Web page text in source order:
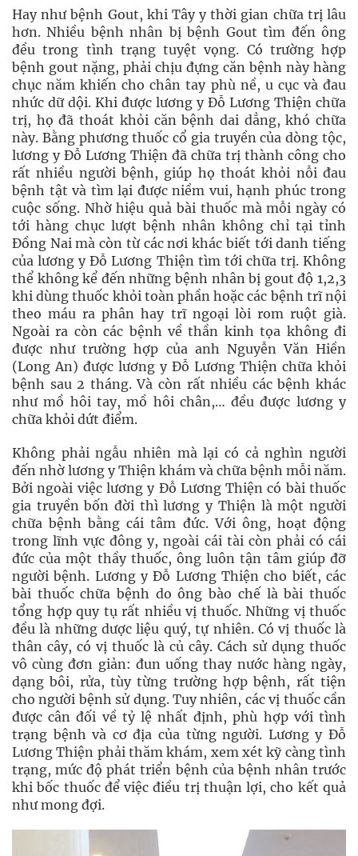
Hay như bệnh Gout, khi Tây y thời gian chữa trị lâu
hơn. Nhiều bệnh nhân bị bệnh Gout tìm đến ông
đều trong tình trạng tuyệt vọng. Có trường hợp
bệnh gout nặng, phải chịu đựng căn bệnh này hàng
chục năm khiến cho chân tay phù nề, u cục và đau
nhức dữ dội. Khi được lương y Đỗ Lương Thiện chữa
trị, họ đã thoát khỏi căn bệnh dai dẳng, khó chữa
này. Bằng phương thuốc cổ gia truyền của dòng tộc,
lương y Đỗ Lương Thiện đã chữa trị thành công cho
rất nhiều người bệnh, giúp họ thoát khỏi nỗi đau
bệnh tật và tìm lại được niềm vui, hạnh phúc trong
cuộc sống. Nhờ hiệu quả bài thuốc mà mỗi ngày có
tới hàng chục lượt bệnh nhân không chỉ tại tỉnh
Đồng Nai mà còn từ các nơi khác biết tới danh tiếng
của lương y Đỗ Lương Thiện tìm tới chữa trị. Không
thể không kể đến những bệnh nhân bị gout độ 1,2,3
khi dùng thuốc khỏi toàn phần hoặc các bệnh trĩ nội
theo máu ra phân hay trĩ ngoại lòi rom ruột già.
Ngoài ra còn các bệnh về thần kinh tọa không đi
được như trường hợp của anh Nguyễn Văn Hiền
(Long An) được lương y Đỗ Lương Thiện chữa khỏi
bệnh sau 2 tháng. Và còn rất nhiều các bệnh khác
như mồ hôi tay, mồ hôi chân,… đều được lương y
chữa khỏi dứt điểm.
Không phải ngẫu nhiên mà lại có cả nghìn người
đến nhờ lương y Thiện khám và chữa bệnh mỗi năm.
Bởi ngoài việc lương y Đỗ Lương Thiện có bài thuốc
gia truyền bốn đời thì lương y Thiện là một người
chữa bệnh bằng cái tâm đức. Với ông, hoạt động
trong lĩnh vực đông y, ngoài cái tài còn phải có cái
đức của một thầy thuốc, ông luôn tận tâm giúp đỡ
người bệnh. Lương y Đỗ Lương Thiện cho biết, các
bài thuốc chữa bệnh do ông bào chế là bài thuốc
tổng hợp quy tụ rất nhiều vị thuốc. Những vị thuốc
đều là những dược liệu quý, tự nhiên. Có vị thuốc là
thân cây, có vị thuốc là củ cây. Cách sử dụng thuốc
vô cùng đơn giản: đun uống thay nước hàng ngày,
dạng bôi, rửa, tùy từng trường hợp bệnh, rất tiện
cho người bệnh sử dụng. Tuy nhiên, các vị thuốc cần
được cân đối về tỷ lệ nhất định, phù hợp với tình
trạng bệnh và cơ địa của từng người. Lương y Đỗ
Lương Thiện phải thăm khám, xem xét kỹ càng tình
trạng, mức độ phát triển bệnh của bệnh nhân trước
khi bốc thuốc để việc điều trị thuận lợi, cho kết quả
như mong đợi.